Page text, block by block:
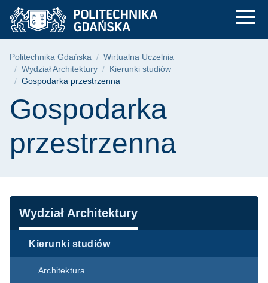
Przejdź
do
menu
Przejdź
do
wyszukiwarki
Przejdź
do
treści
Gospodarka
Ścieżka nawigacyjna
Politechnika Gdańska
Wirtualna Uczelnia
Wydział Architektury
Kierunki studiów
Gospodarka przestrzenna
Treść strony
Gospodarka
przestrzenna
Nawigacja
Wydział Architektury
Kierunki studiów
Architektura